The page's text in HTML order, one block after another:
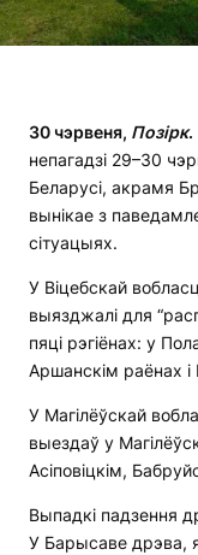
30 чэрвеня, Позірк.
непагадзі 29–30
Беларусі, акрамя
вынікае з
сітуацыях.
У Віцебскай
выязджалі для
пяці рэгіёнах: у
Аршанскім раёнах
У Магілёўскай
выездаў у
Асіповіцкім,
Выпадкі падзення
У Барысаве дрэва,